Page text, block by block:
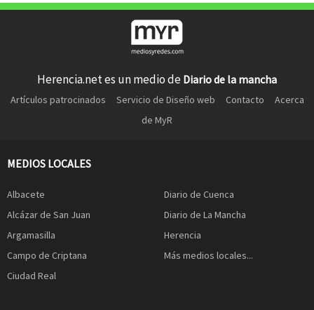
Herencia.net es un medio de Diario de la mancha
Artículos patrocinados Servicio de Diseño web Contacto
Acerca
de MyR
MEDIOS LOCALES
Albacete
Alcázar de San Juan
Argamasilla
Campo de Criptana
Ciudad Real
Diario de Cuenca
Diario de La Mancha
Herencia
Más medios locales...